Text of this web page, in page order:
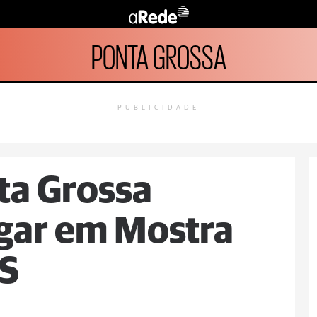
PONTA GROSSA
PUBLICIDADE
Grossa
em Mostra